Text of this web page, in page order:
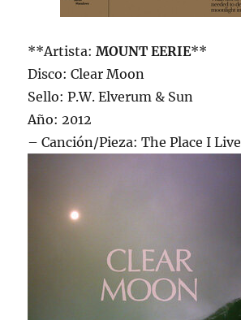
**Artista:MOUNT EERIE**
Disco: Clear Moon
Sello: P.W. Elverum & Sun
Año: 2012
– Canción/Pieza: The Place I Live